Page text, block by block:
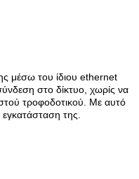
μέσω του ίδιου ethernet
στο δίκτυο, χωρίς να
τροφοδοτικού. Με αυτό
της.